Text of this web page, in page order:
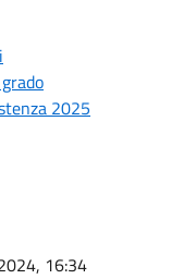
2025
16:34